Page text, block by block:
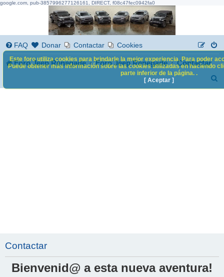
google.com, pub-3857996277126161, DIRECT, f08c47fec0942fa0
FAQ Donar Contactar Cookies
Foro Jeep Renegade Foro Jeep Renegade Contactar
Contactar
Bienvenid@ a esta nueva aventura!
Este foro utiliza cookies para brindarle la mejor experiencia. Para poder
Puede obtener más información sobre las cookies utilizadas en haciendo
parte inferior de la página. .
[ Aceptar ]